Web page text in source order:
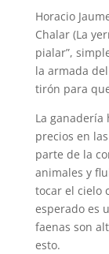
Horacio
Chalar (La
pialar”,
la armada
tirón para
La ganadería
precios en
parte de la
animales y
tocar el cielo
esperado es
faenas son
esto.